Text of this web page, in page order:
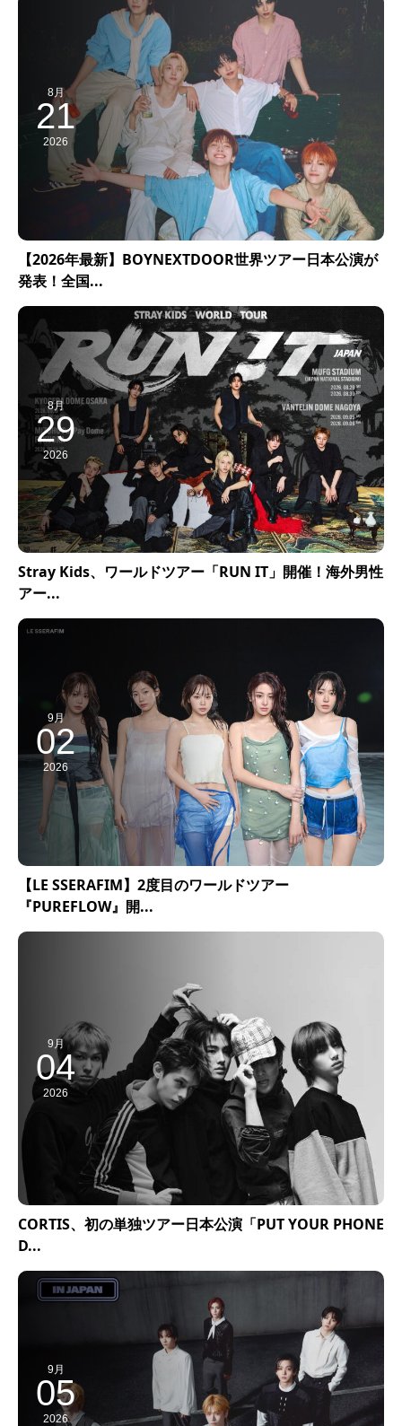
8月
21
2026
【2026年最新】BOYNEXTDOOR世界ツアー日本公演が
発表！全国...
8月
29
2026
Stray Kids、ワールドツアー「RUN IT」開催！海外男性
アー...
9月
02
2026
【LE SSERAFIM】2度目のワールドツアー
『PUREFLOW』開...
9月
04
2026
CORTIS、初の単独ツアー日本公演「PUT YOUR PHONE
D...
9月
05
2026